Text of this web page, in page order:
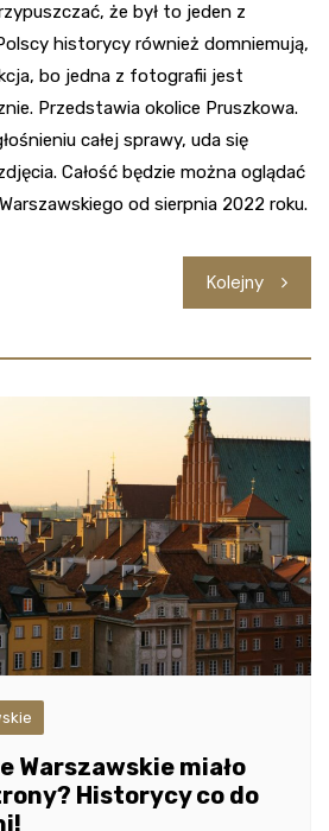
że był to jeden z
historycy również domniemują,
bo jedna z fotografii jest
Przedstawia okolice Pruszkowa.
całej sprawy, uda się
Całość będzie można oglądać
od sierpnia 2022 roku.
Kolejny
Warszawskie miało
Historycy co do